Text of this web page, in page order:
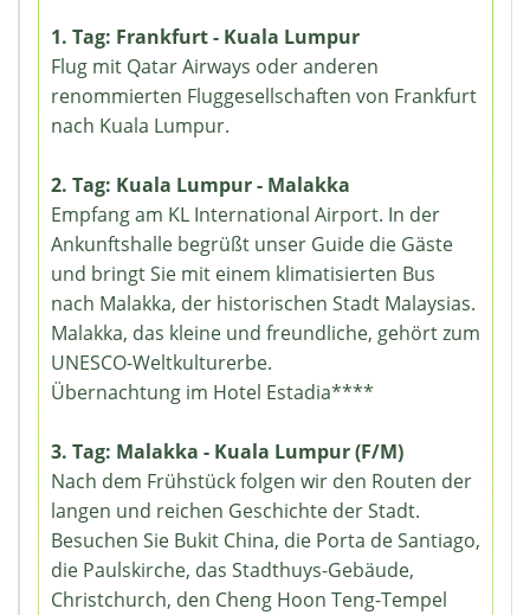
1. Tag: Frankfurt - Kuala Lumpur
Flug mit Qatar Airways oder anderen
renommierten Fluggesellschaften von Frankfurt
nach Kuala Lumpur.
2. Tag: Kuala Lumpur - Malakka
Empfang am KL International Airport. In der
Ankunftshalle begrüßt unser Guide die Gäste
und bringt Sie mit einem klimatisierten Bus
nach Malakka, der historischen Stadt Malaysias.
Malakka, das kleine und freundliche, gehört zum
UNESCO-Weltkulturerbe.
Übernachtung im Hotel Estadia****
3. Tag: Malakka - Kuala Lumpur (F/M)
Nach dem Frühstück folgen wir den Routen der
langen und reichen Geschichte der Stadt.
Besuchen Sie Bukit China, die Porta de Santiago,
die Paulskirche, das Stadthuys-Gebäude,
Christchurch, den Cheng Hoon Teng-Tempel